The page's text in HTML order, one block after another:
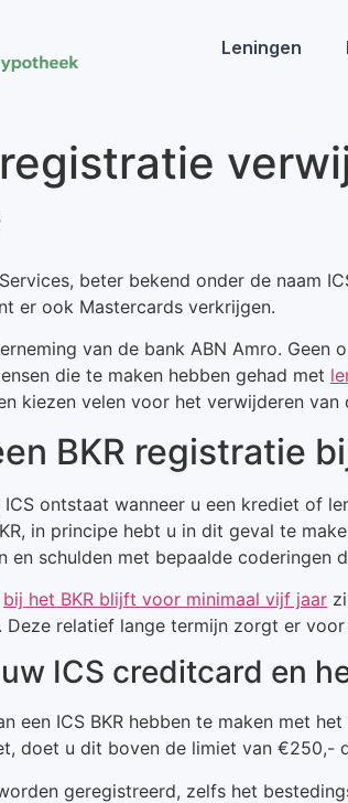
Leningen
registratie
beter bekend onder de naam
er ook Mastercards verkrijgen.
van de bank ABN Amro.
die te maken hebben gehad met
kiezen velen voor het verwijderen van
BKR registratie
ICS ontstaat wanneer u een krediet of
in principe hebt u in dit geval te
en schulden met bepaalde
bij het BKR blijft voor minimaal vijf jaar
relatief lange termijn zorgt er
ICS creditcard en
een ICS BKR hebben te maken met
doet u dit boven de limiet van €250,-
geregistreerd, zelfs het